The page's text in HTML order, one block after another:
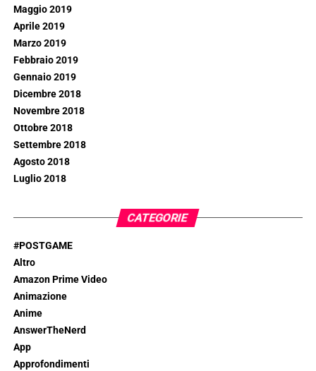
Maggio 2019
Aprile 2019
Marzo 2019
Febbraio 2019
Gennaio 2019
Dicembre 2018
Novembre 2018
Ottobre 2018
Settembre 2018
Agosto 2018
Luglio 2018
CATEGORIE
#POSTGAME
Altro
Amazon Prime Video
Animazione
Anime
AnswerTheNerd
App
Approfondimenti